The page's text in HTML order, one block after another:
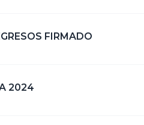
FIRMADO
2024